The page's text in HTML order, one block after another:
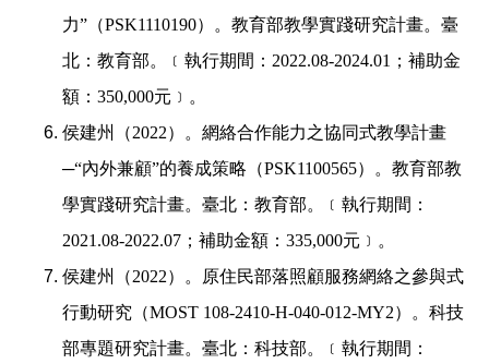
力” （PSK1110190）。教育部教學實踐研究計畫。臺
北：教育部。﹝執行期間： 2022.08-2024.01 ；補助金
額： 350,000元﹞。
侯建州（2022）。網絡合作能力之協同式教學計畫
─“內外兼顧”的養成策略（PSK1100565）。教育部教
學實踐研究計畫。臺北：教育部。﹝執行期間：
2021.08-2022.07 ；補助金額： 335,000元﹞。
侯建州（2022）。原住民部落照顧服務網絡之參與式
行動研究（MOST 108-2410-H-040-012-MY2）。科技
部專題研究計畫。臺北：科技部。﹝執行期間：